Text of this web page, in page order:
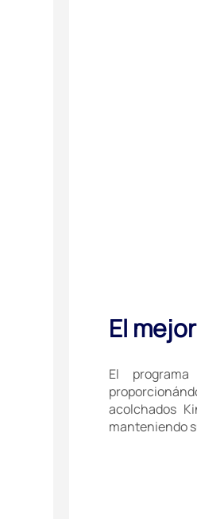
El
El
acolchados
manteniendo